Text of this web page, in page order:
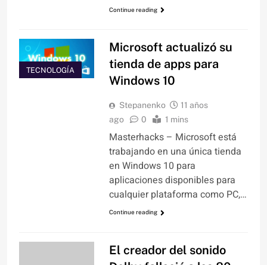
Continue reading
TECNOLOGÍA
Microsoft actualizó su
tienda de apps para
Windows 10
Stepanenko
11 años
ago
0 1 mins
Masterhacks – Microsoft está
trabajando en una única tienda
en Windows 10 para
aplicaciones disponibles para
cualquier plataforma como PC,…
Continue reading
El creador del sonido